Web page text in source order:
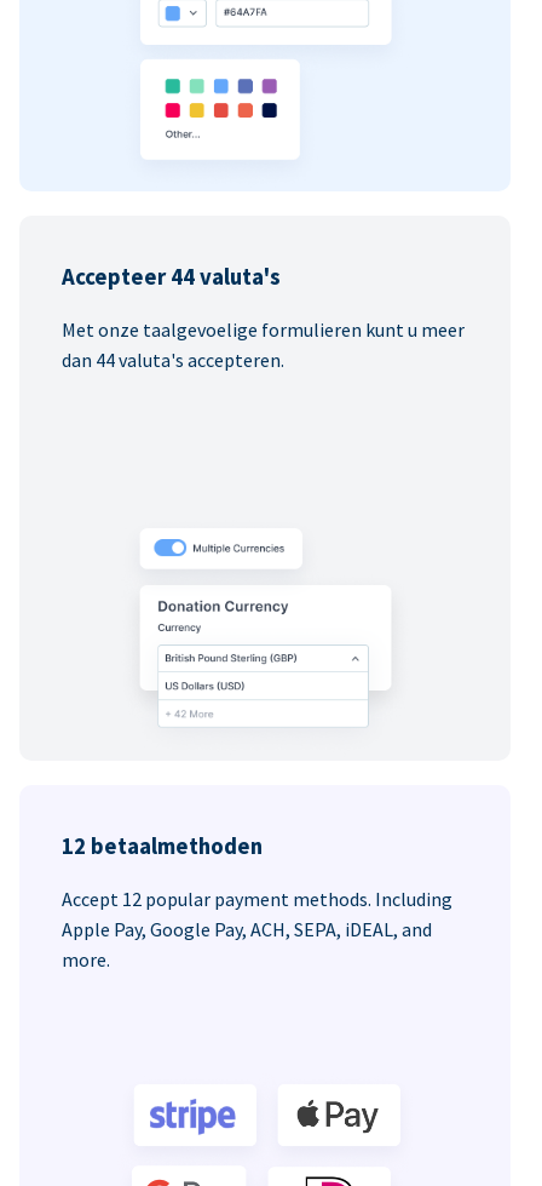
Accepteer 44 valuta's
Met onze taalgevoelige formulieren kunt u meer
dan 44 valuta's accepteren.
12 betaalmethoden
Accept 12 popular payment methods. Including
Apple Pay, Google Pay, ACH, SEPA, iDEAL, and
more.